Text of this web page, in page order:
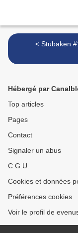
< Stubaken
Hébergé par
Top articles
Pages
Contact
Signaler un abus
C.G.U.
Cookies et données
Préférences cookies
Voir le profil de